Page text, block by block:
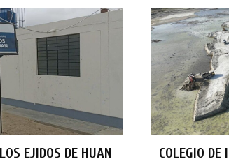
EJIDOS DE HUAN
COLEGIO DE